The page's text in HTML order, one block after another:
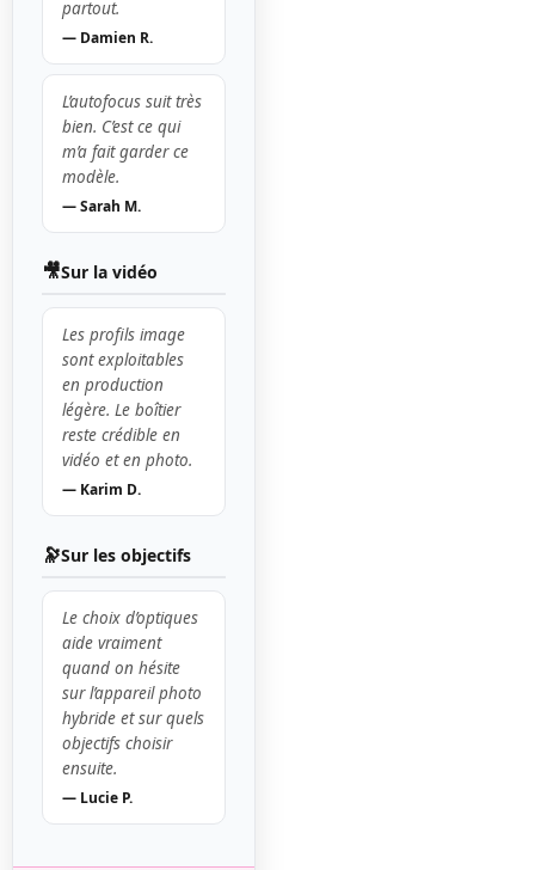
partout.
— Damien R.
L’autofocus suit très
bien. C’est ce qui
m’a fait garder ce
modèle.
— Sarah M.
🎥Sur la vidéo
Les profils image
sont exploitables
en production
légère. Le boîtier
reste crédible en
vidéo et en photo.
— Karim D.
🔭Sur les objectifs
Le choix d’optiques
aide vraiment
quand on hésite
sur l’appareil photo
hybride et sur quels
objectifs choisir
ensuite.
— Lucie P.